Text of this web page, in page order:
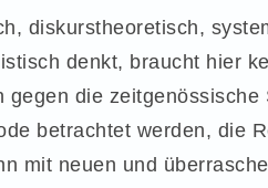
diskurstheoretisch,
denkt, braucht hier
die zeitgenössische
betrachtet werden, die
mit neuen und